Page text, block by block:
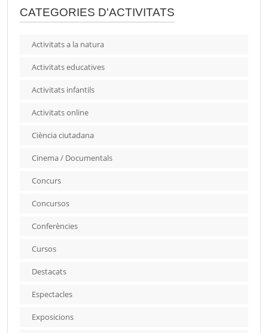
CATEGORIES D'ACTIVITATS
Activitats a la natura
Activitats educatives
Activitats infantils
Activitats online
Ciència ciutadana
Cinema / Documentals
Concurs
Concursos
Conferències
Cursos
Destacats
Espectacles
Exposicions